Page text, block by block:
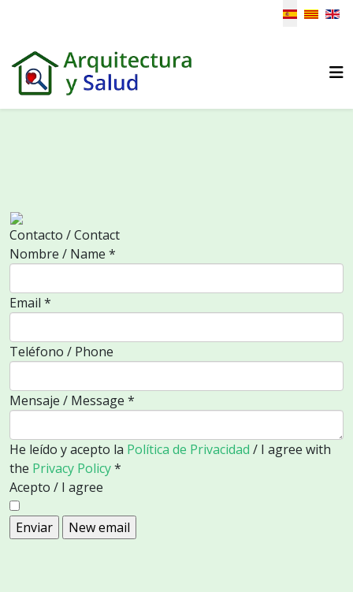
Seleccione
Contacto / Contact
Nombre / Name *
Email *
Teléfono / Phone
Mensaje / Message *
He leído y acepto la Política de Privacidad / I agree with
the Privacy Policy*
Acepto / I agree